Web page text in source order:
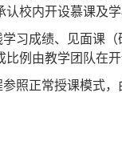
下，鼓励学院开
认校内开设慕课及
习成绩、见面课
比例由教学团队在